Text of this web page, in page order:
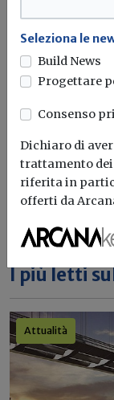
Iscriviti
Build
Rimani
novità in
Iscriviti
I più letti
Attualità
Seleziona le
Build News
Progettare
Consenso
Dichiaro di
trattamento
riferita in
offerti da